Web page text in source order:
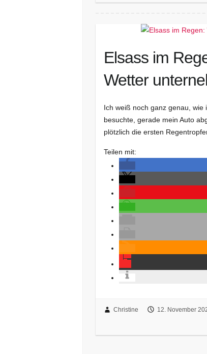
Elsass im
Wetter
Ich weiß noch ganz genau, wie
besuchte, gerade mein Auto
plötzlich die ersten
Teilen mit:
Christine 12. November